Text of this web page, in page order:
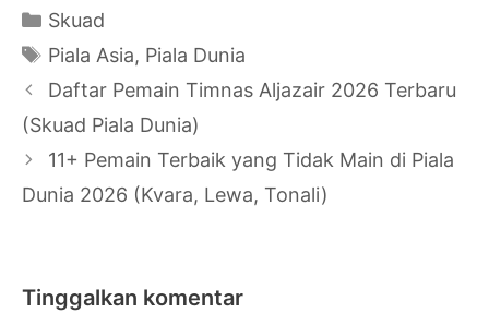
Kategori
Skuad
Tag
Piala Asia, Piala Dunia
Navigasi
Tulisan
Daftar Pemain Timnas Aljazair 2026 Terbaru
(Skuad Piala Dunia)
11+ Pemain Terbaik yang Tidak Main di Piala
Dunia 2026 (Kvara, Lewa, Tonali)
Tinggalkan komentar